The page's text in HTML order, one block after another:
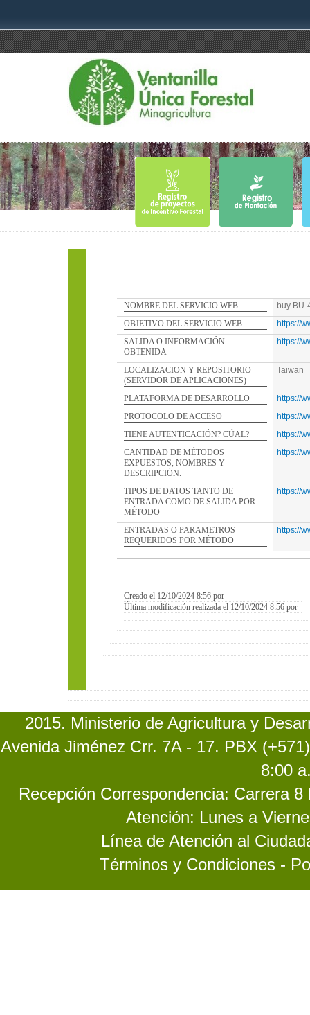
NOMBRE DEL SERVICIO WEB
buy BU-
OBJETIVO DEL SERVICIO WEB
https://
SALIDA O INFORMACIÓN
OBTENIDA
https://
LOCALIZACION Y REPOSITORIO
(SERVIDOR DE APLICACIONES)
Taiwan
PLATAFORMA DE DESARROLLO
https://
PROTOCOLO DE ACCESO
https://
TIENE AUTENTICACIÓN? CÚAL?
https://
CANTIDAD DE MÉTODOS
EXPUESTOS, NOMBRES Y
DESCRIPCIÓN.
https://
TIPOS DE DATOS TANTO DE
ENTRADA COMO DE SALIDA POR
MÉTODO
https://
ENTRADAS O PARAMETROS
REQUERIDOS POR MÉTODO
https://
Creado el 12/10/2024 8:56 por
Última modificación realizada el 12/10/2024 8:56 por
2015. Ministerio de Agricultura y
Avenida Jiménez Crr. 7A - 17. PBX
8:00
Recepción Correspondencia: Carrera
Atención: Lunes a
Línea de Atención al
Términos y Condiciones -